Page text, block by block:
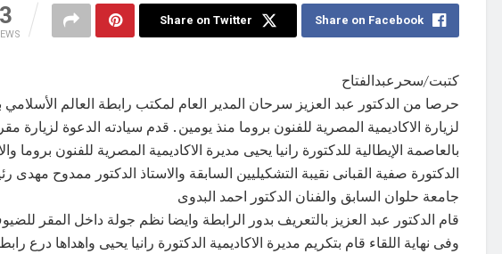
3 Share on Facebook
Share on Twitter
كتبت/سحرعبدالفتاح
حرصا من الدكتور عبد العزيز سرحان المدير العام لمكتب رابطة العالم الأسلامي
لزيارة الاكاديمية المصرية للفنون بروما منذ يومين . قدم سيادته الدعوة لزيارة
بالعاصمة الإيطالية للدكتورة رانيا يحيى مديرة الاكاديمية المصرية للفنون بروما
الدكتورة صفية القبانى نقيبة التشكيليين السابقة والاستاذ الدكتور ممدوح مهدى
جامعة حلوان السابق والفنان الدكتور احمد البدوى
قام الدكتور عبد العزيز بالتعريف بدور الرابطة وايضا نظم جولة داخل المقر
وفى نهاية اللقاء قام بتكريم مديرة الاكاديمية الدكتورة رانيا يحيى واهداها درع